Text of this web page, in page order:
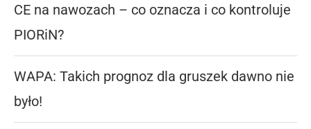
CE na nawozach – co oznacza i co kontroluje
PIORiN?
WAPA: Takich prognoz dla gruszek dawno nie
było!